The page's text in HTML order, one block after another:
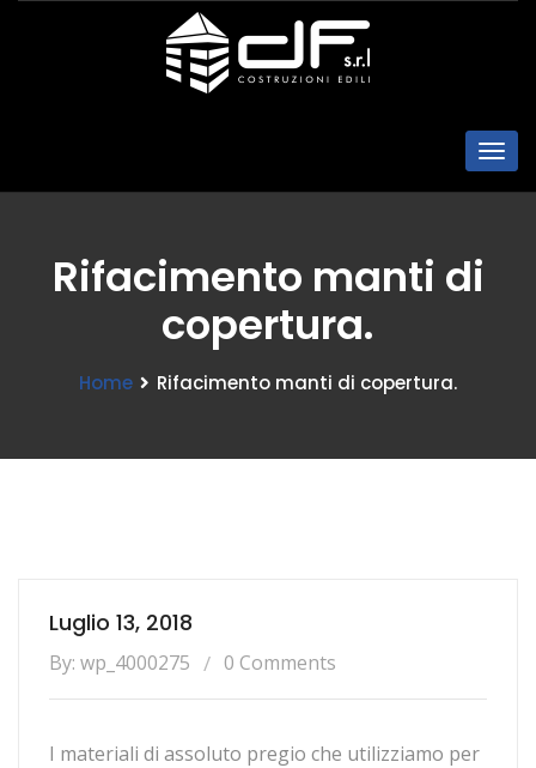
Rifacimento manti di
copertura.
Home Rifacimento manti di copertura.
Luglio 13, 2018
By: wp_4000275 0 Comments
I materiali di assoluto pregio che utilizziamo per